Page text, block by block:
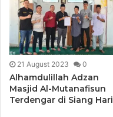
21 August 2023 0
Alhamdulillah Adzan
Masjid Al-Mutanafisun
Terdengar di Siang Hari